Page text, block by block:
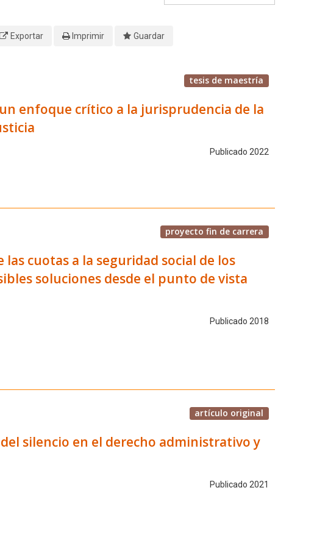
Exportar Imprimir Guardar
tesis de maestría
enfoque crítico a la jurisprudencia de la
Publicado 2022
proyecto fin de carrera
cuotas a la seguridad social de los
soluciones desde el punto de vista
Publicado 2018
artículo original
silencio en el derecho administrativo y
Publicado 2021